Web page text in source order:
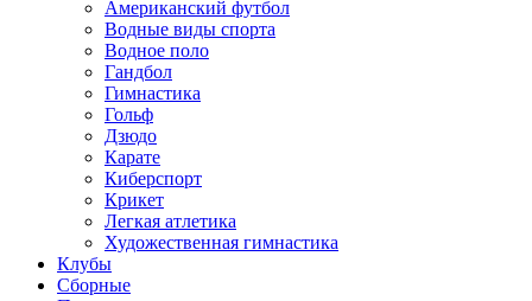
Американский футбол
Водные виды спорта
Водное поло
Гандбол
Гимнастика
Гольф
Дзюдо
Карате
Киберспорт
Крикет
Легкая атлетика
Художественная гимнастика
Клубы
Сборные